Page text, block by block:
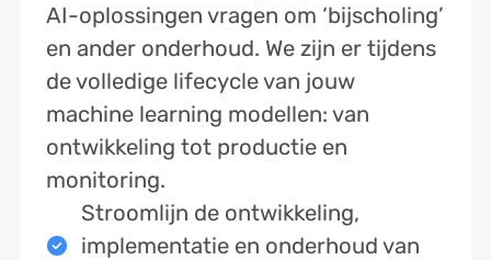
AI-oplossingen vragen om ‘bijscholing’
en ander onderhoud. We zijn er tijdens
de volledige lifecycle van jouw
machine learning modellen: van
ontwikkeling tot productie en
monitoring.
Stroomlijn de ontwikkeling,
implementatie en onderhoud van